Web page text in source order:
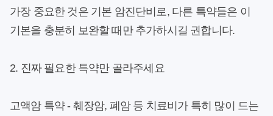
가장 중요한 것은 기본 암진단비 로, 다른 특약들은 이
기본을 충분히 보완할 때만 추가하시길 권합니다.
2. 진짜 필요한 특약만 골라주세요
고액암 특약- 췌장암, 폐암 등 치료비가 특히 많이 드는